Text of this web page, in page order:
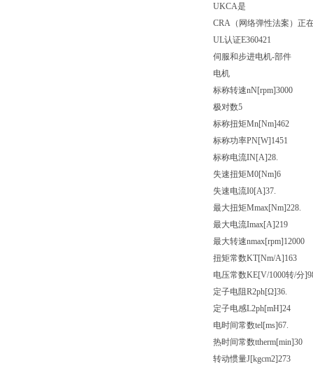
UKCA是
CRA（网络弹性法案）正
UL认证E360421
伺服和步进电机-部件
电机
标称转速nN[rpm]3000
极对数5
标称扭矩Mn[Nm]462
标称功率PN[W]1451
标称电流IN[A]28.
失速扭矩M0[Nm]6
失速电流I0[A]37.
最大扭矩Mmax[Nm]228.
最大电流Imax[A]219
最大转速nmax[rpm]12000
扭矩常数KT[Nm/A]163
电压常数KE[V/1000转/分
定子电阻R2ph[Ω]36.
定子电感L2ph[mH]24
电时间常数tel[ms]67.
热时间常数ttherm[min]30
转动惯量J[kgcm2]273